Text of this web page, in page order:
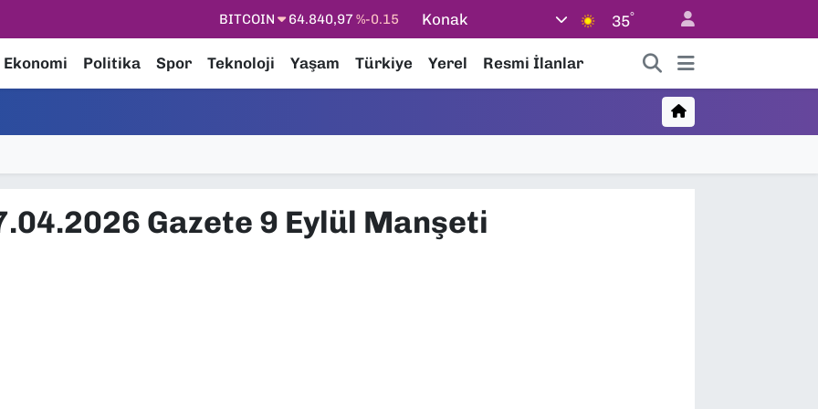
BITCOIN 64.840,97%-0.15
EURO
55,2510%0.32
Konak 35°
Ekonomi Politika Spor Teknoloji Yaşam Türkiye Yerel Resmi İlanlar
Gazete 9 Eylül Manşeti